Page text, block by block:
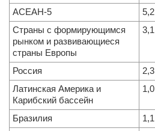
АСЕАН-5
5,2
Страны с формирующимся
рынком и развивающиеся
страны Европы
3,1
Россия 2,3
Латинская Америка и
Карибский бассейн
1,0
Бразилия 1,1